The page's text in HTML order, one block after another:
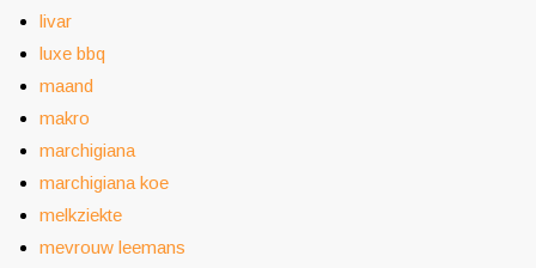
livar
luxe bbq
maand
makro
marchigiana
marchigiana koe
melkziekte
mevrouw leemans